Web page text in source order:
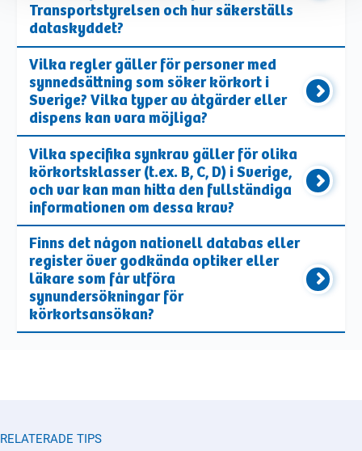
Transportstyrelsen och hur säkerställs
dataskyddet?
Vilka regler gäller för personer med
synnedsättning som söker körkort i
Sverige? Vilka typer av åtgärder eller
dispens kan vara möjliga?
Vilka specifika synkrav gäller för olika
körkortsklasser (t.ex. B, C, D) i Sverige,
och var kan man hitta den fullständiga
informationen om dessa krav?
Finns det någon nationell databas eller
register över godkända optiker eller
läkare som får utföra
synundersökningar för
körkortsansökan?
RELATERADE TIPS